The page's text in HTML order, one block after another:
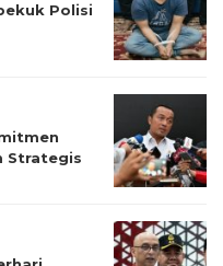
Polisi
Strategis